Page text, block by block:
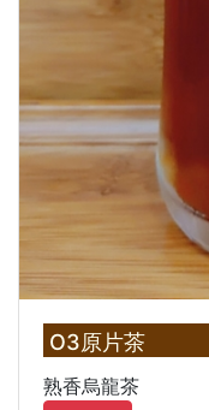
O3原片茶
熟香烏龍茶